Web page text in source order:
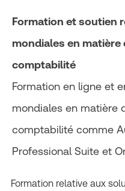
Formation et soutien
mondiales en
comptabilité
Formation en ligne et
mondiales en matière
comptabilité comme
Professional Suite et
Formation relative aux